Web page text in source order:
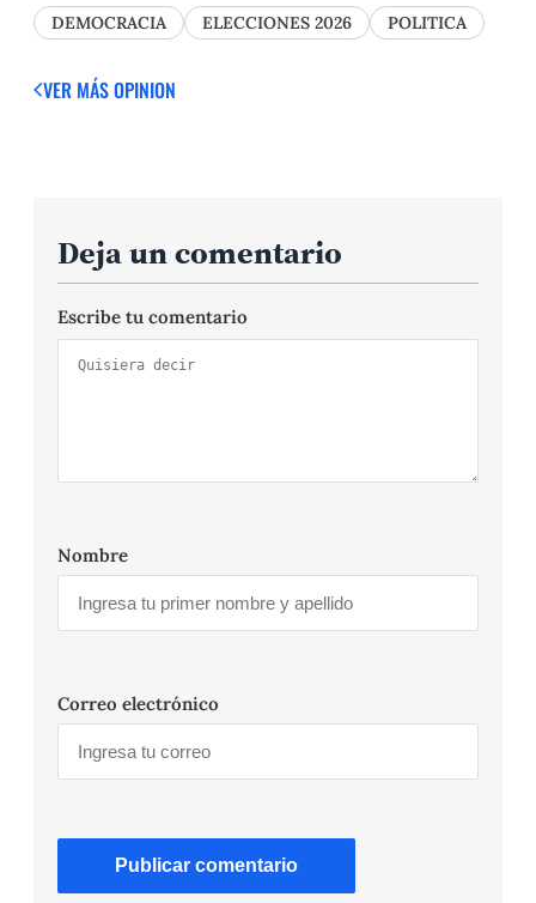
DEMOCRACIA ELECCIONES 2026 POLITICA
VER MÁS OPINION
Deja un comentario
Escribe tu comentario
Nombre
Correo electrónico